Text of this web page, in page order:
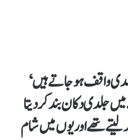
واقف ہو جاتے ہیں‘
جلدی دکان بند کر دیتا
تھے اور یوں میں شام